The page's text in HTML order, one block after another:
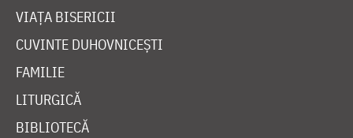
VIAȚA BISERICII
CUVINTE DUHOVNICEȘTI
FAMILIE
LITURGICĂ
BIBLIOTECĂ